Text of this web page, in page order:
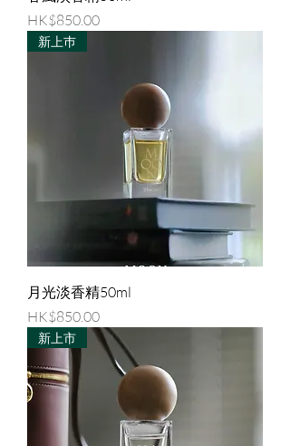
價格
HK$850.00
新上巿
月光淡香精50ml
價格
HK$850.00
新上市